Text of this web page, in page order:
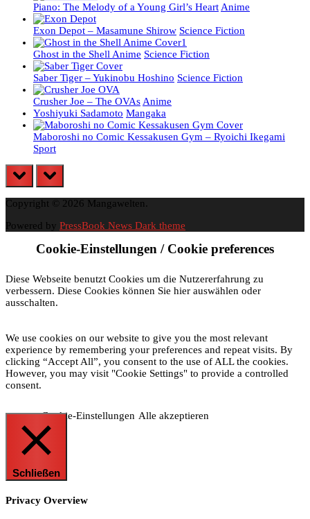
Piano: The Melody of a Young Girl’s Heart Anime
Exon Depot – Masamune Shirow Science Fiction
Ghost in the Shell Anime Science Fiction
Saber Tiger – Yukinobu Hoshino Science Fiction
Crusher Joe – The OVAs Anime
Yoshiyuki Sadamoto Mangaka
Maboroshi no Comic Kessakusen Gym – Ryoichi Ikegami
Sport
prev next
Copyright © 2026 Mangawelten.
Powered by PressBook News Dark theme
Cookie-Einstellungen / Cookie preferences
Diese Webseite benutzt Cookies um die Nutzererfahrung zu
verbessern. Diese Cookies können Sie hier auswählen oder
ausschalten.
We use cookies on our website to give you the most relevant
experience by remembering your preferences and repeat visits. By
clicking “Accept All”, you consent to the use of ALL the cookies.
However, you may visit "Cookie Settings" to provide a controlled
consent.
Cookie-Einstellungen Alle akzeptieren
Schließen
Privacy Overview